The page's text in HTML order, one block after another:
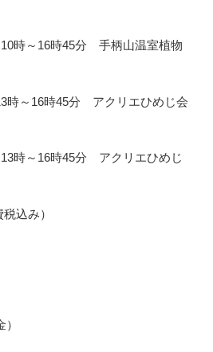
時～16時45分 手柄山温室植物
時～16時45分 アクリエひめじ会
時～16時45分 アクリエひめじ
込み）